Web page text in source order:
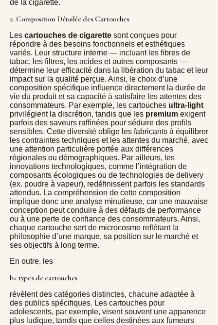
de la cigarette.
2. Composition Détailée des Cartouches
Les cartouches de cigarette sont conçues pour
répondre à des besoins fonctionnels et esthétiques
variés. Leur structure interne — incluant les fibres de
tabac, les filtres, les acides et autres composants —
détermine leur efficacité dans la libération du tabac et leur
impact sur la qualité perçue. Ainsi, le choix d’une
composition spécifique influence directement la durée de
vie du produit et sa capacité à satisfaire les attentes des
consommateurs. Par exemple, les cartouches ultra-light
privilégient la discrétion, tandis que les premium exigent
parfois des saveurs raffinées pour séduire des profils
sensibles. Cette diversité oblige les fabricants à équilibrer
les contraintes techniques et les attentes du marché, avec
une attention particulière portée aux différences
régionales ou démographiques. Par ailleurs, les
innovations technologiques, comme l’intégration de
composants écologiques ou de technologies de delivery
(ex. poudre à vapeur), redéfinissent parfois les standards
attendus. La compréhension de cette composition
implique donc une analyse minutieuse, car une mauvaise
conception peut conduire à des défauts de performance
ou à une perte de confiance des consommateurs. Ainsi,
chaque cartouche sert de microcosme reflétant la
philosophie d’une marque, sa position sur le marché et
ses objectifs à long terme.
En outre, les
b> types de cartouches
révèlent des catégories distinctes, chacune adaptée à
des publics spécifiques. Les cartouches pour
adolescents, par exemple, visent souvent une apparence
plus ludique, tandis que celles destinées aux fumeurs